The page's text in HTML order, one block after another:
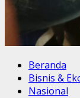
Beranda
Bisnis &
Nasional